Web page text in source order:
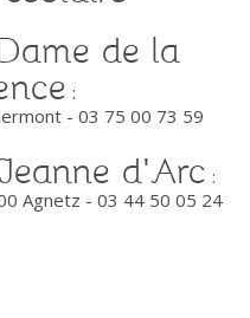
de la
:
- 03 75 00 73 59
Jeanne d'Arc :
Agnetz - 03 44 50 05 24